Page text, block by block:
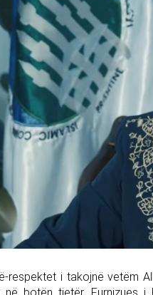
respektet i takojnë vetëm